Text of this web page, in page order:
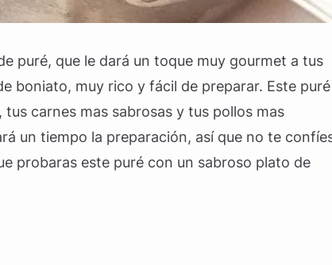
puré, que le dará un toque muy gourmet a tus
boniato, muy rico y fácil de preparar. Este puré
carnes mas sabrosas y tus pollos mas
un tiempo la preparación, así que no te
probaras este puré con un sabroso plato de